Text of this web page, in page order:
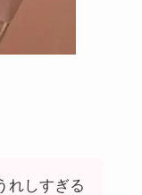
れしすぎる